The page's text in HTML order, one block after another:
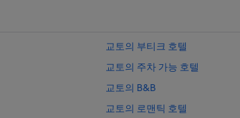
교토의 부티크 호텔
교토의 주차 가능 호텔
교토의 B&B
교토의 로맨틱 호텔